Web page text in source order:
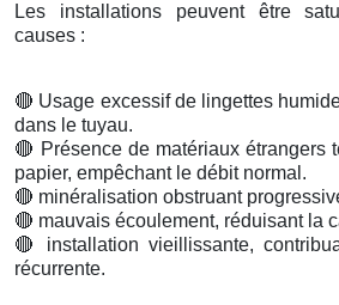
Les installations peuvent être
causes :
🔴 Usage excessif de lingettes
dans le tuyau.
🔴 Présence de matériaux étrangers
papier, empêchant le débit normal.
🔴 minéralisation obstruant
🔴 mauvais écoulement, réduisant la
🔴
installation vieillissante,
récurrente.